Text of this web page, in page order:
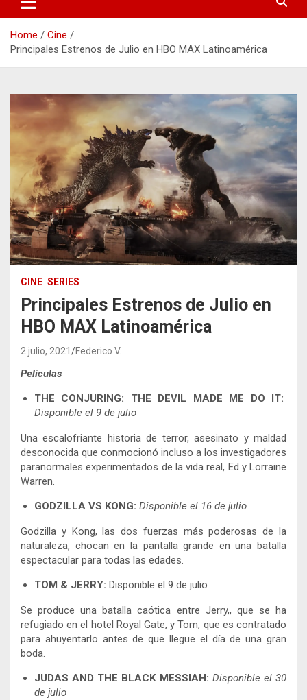
Home
Cine
Principales Estrenos de Julio en HBO MAX Latinoamérica
CINE SERIES
Principales Estrenos de Julio en
HBO MAX Latinoamérica
2 julio, 2021 Federico V.
Películas
THE CONJURING: THE DEVIL MADE ME DO IT:
Disponible el 9 de julio
Una escalofriante historia de terror, asesinato y maldad
desconocida que conmocionó incluso a los investigadores
paranormales experimentados de la vida real, Ed y Lorraine
Warren.
GODZILLA VS KONG: Disponible el 16 de julio
Godzilla y Kong, las dos fuerzas más poderosas de la
naturaleza, chocan en la pantalla grande en una batalla
espectacular para todas las edades.
TOM & JERRY: Disponible el 9 de julio
Se produce una batalla caótica entre Jerry,, que se ha
refugiado en el hotel Royal Gate, y Tom, que es contratado
para ahuyentarlo antes de que llegue el día de una gran
boda.
JUDAS AND THE BLACK MESSIAH: Disponible el 30
de julio